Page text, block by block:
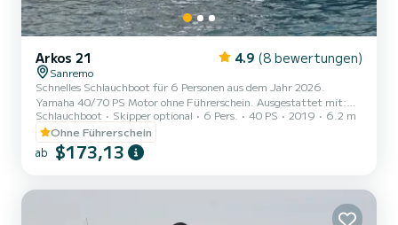
Arkos 21 4.9 (8 bewertungen)
Sanremo
Schnelles Schlauchboot für 6 Personen aus dem Jahr 2026.
Yamaha 40/70 PS Motor ohne Führerschein. Ausgestattet mit:
Stereo, EcoGps, Sonnendach, Dusche. Sehr stabil und für alle
Meerbedingungen geeignet. Innovative Rumpfform, die das Gleiten
und die Sicherheit bei hoher Geschwindigkeit verbessert. Sehr
schnelles Boot, bis zu 30 Knoten
Schlauchboot Skipper optional 6 Pers. 40 PS 2019
6.2 m
Ohne Führerschein
ab $173,13